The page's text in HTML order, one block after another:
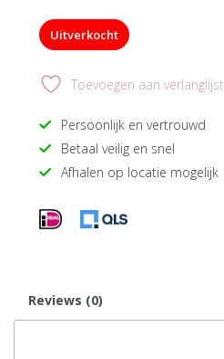
Uitverkocht
Toevoegen aan verlanglijst
Persoonlijk en vertrouwd
Betaal veilig en snel
Afhalen op locatie mogelijk
Reviews (0)